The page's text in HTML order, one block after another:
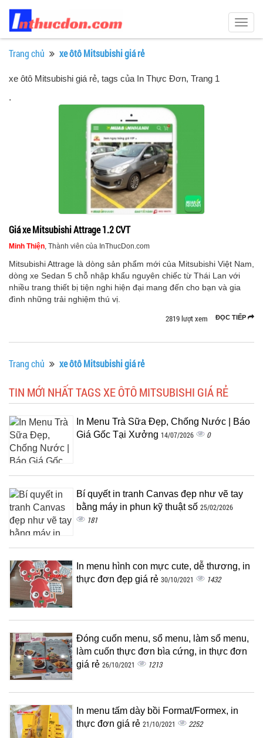
Trang chủ xe ôtô Mitsubishi giá rẻ
xe ôtô Mitsubishi giá rẻ, tags của In Thực Đơn, Trang 1
.
Giá xe Mitsubishi Attrage 1.2 CVT
Minh Thiện, Thành viên của InThucDon.com
Mitsubishi Attrage là dòng sản phẩm mới của Mitsubishi Việt Nam,
dòng xe Sedan 5 chỗ nhập khẩu nguyên chiếc từ Thái Lan với
nhiều trang thiết bị tiện nghi hiện đại mang đến cho bạn và gia
đình những trải nghiệm thú vị.
ĐỌC TIẾP
2819 lượt xem
Trang chủ xe ôtô Mitsubishi giá rẻ
TIN MỚI NHẤT TAGS XE ÔTÔ MITSUBISHI GIÁ RẺ
In Menu Trà Sữa Đẹp, Chống Nước | Báo
Giá Gốc Tại Xưởng 14/07/2026 0
Bí quyết in tranh Canvas đẹp như vẽ tay
bằng máy in phun kỹ thuật số 25/02/2026
181
In menu hình con mực cute, dễ thương, in
thực đơn đẹp giá rẻ 30/10/2021 1432
Đóng cuốn menu, sổ menu, làm sổ menu,
làm cuốn thực đơn bìa cứng, in thực đơn
giá rẻ 26/10/2021 1213
In menu tấm dày bồi Format/Formex, in
thực đơn giá rẻ 21/10/2021 2252